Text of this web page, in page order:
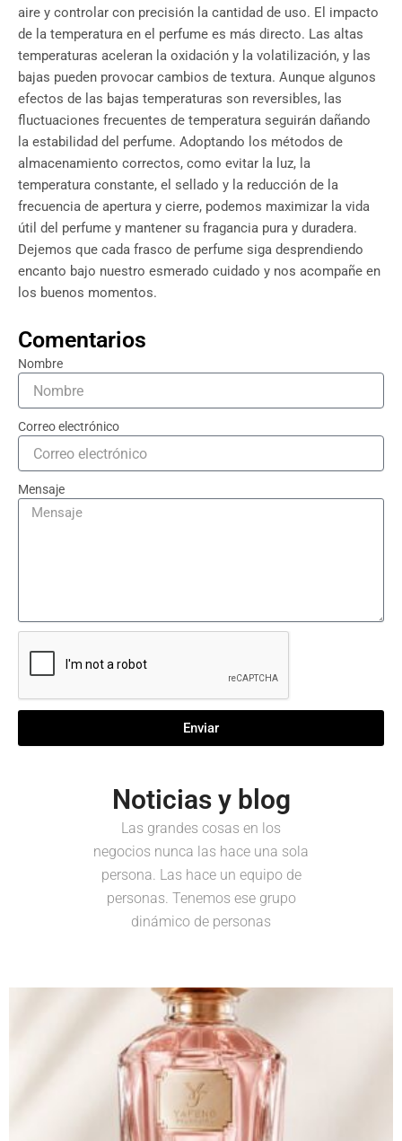
aire y controlar con precisión la cantidad de uso. El impacto
de la temperatura en el perfume es más directo. Las altas
temperaturas aceleran la oxidación y la volatilización, y las
bajas pueden provocar cambios de textura. Aunque algunos
efectos de las bajas temperaturas son reversibles, las
fluctuaciones frecuentes de temperatura seguirán dañando
la estabilidad del perfume. Adoptando los métodos de
almacenamiento correctos, como evitar la luz, la
temperatura constante, el sellado y la reducción de la
frecuencia de apertura y cierre, podemos maximizar la vida
útil del perfume y mantener su fragancia pura y duradera.
Dejemos que cada frasco de perfume siga desprendiendo
encanto bajo nuestro esmerado cuidado y nos acompañe en
los buenos momentos.
Comentarios
Nombre
Correo electrónico
Mensaje
Enviar
Noticias y blog
Las grandes cosas en los
negocios nunca las hace una sola
persona. Las hace un equipo de
personas. Tenemos ese grupo
dinámico de personas